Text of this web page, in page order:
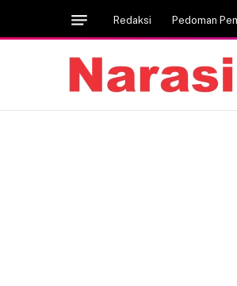
Redaksi Pedoman